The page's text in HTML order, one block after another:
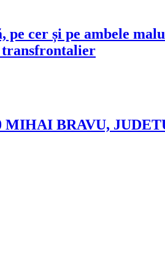
cer și pe ambele
transfrontalier
BRAVU,